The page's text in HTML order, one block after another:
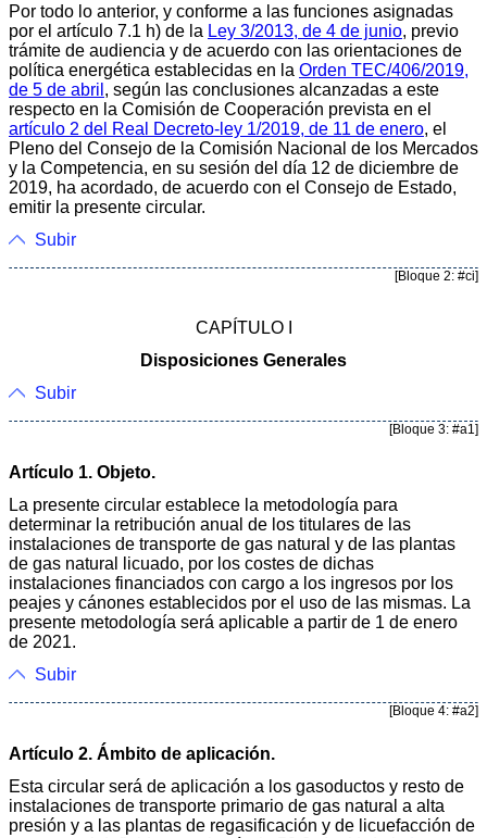
Por todo lo anterior, y conforme a las funciones asignadas
por el artículo 7.1 h) de la Ley 3/2013, de 4 de junio, previo
trámite de audiencia y de acuerdo con las orientaciones de
política energética establecidas en la Orden TEC/406/2019,
de 5 de abril , según las conclusiones alcanzadas a este
respecto en la Comisión de Cooperación prevista en el
artículo 2 del Real Decreto-ley 1/2019, de 11 de enero, el
Pleno del Consejo de la Comisión Nacional de los Mercados
y la Competencia, en su sesión del día 12 de diciembre de
2019, ha acordado, de acuerdo con el Consejo de Estado,
emitir la presente circular.
Subir
[Bloque 2: #ci]
CAPÍTULO I
Disposiciones Generales
Subir
[Bloque 3: #a1]
Artículo 1. Objeto.
La presente circular establece la metodología para
determinar la retribución anual de los titulares de las
instalaciones de transporte de gas natural y de las plantas
de gas natural licuado, por los costes de dichas
instalaciones financiados con cargo a los ingresos por los
peajes y cánones establecidos por el uso de las mismas. La
presente metodología será aplicable a partir de 1 de enero
de 2021.
Subir
[Bloque 4: #a2]
Artículo 2. Ámbito de aplicación.
Esta circular será de aplicación a los gasoductos y resto de
instalaciones de transporte primario de gas natural a alta
presión y a las plantas de regasificación y de licuefacción de